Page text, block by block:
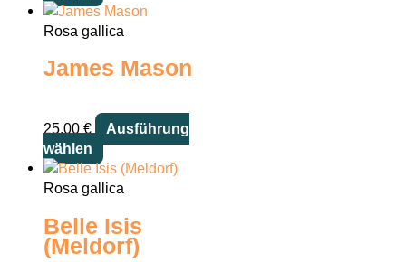
Produkt
weist
Varianten
Die
Optionen
können
auf
der
gewählt
werden
Rosa gallica
James Mason
25,00 €
Ausführung
wählen
Dieses
Produkt
weist
Varianten
auf.
Rosa gallica
Belle Isis
(Meldorf)